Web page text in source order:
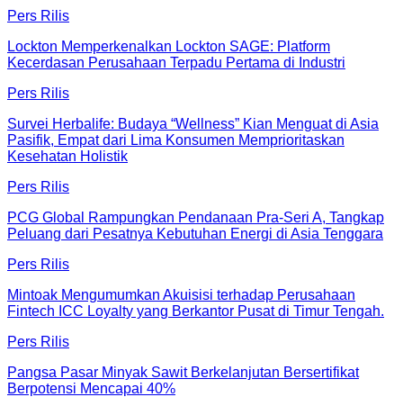
Pers Rilis
Lockton Memperkenalkan Lockton SAGE: Platform
Kecerdasan Perusahaan Terpadu Pertama di Industri
Pers Rilis
Survei Herbalife: Budaya “Wellness” Kian Menguat di Asia
Pasifik, Empat dari Lima Konsumen Memprioritaskan
Kesehatan Holistik
Pers Rilis
PCG Global Rampungkan Pendanaan Pra-Seri A, Tangkap
Peluang dari Pesatnya Kebutuhan Energi di Asia Tenggara
Pers Rilis
Mintoak Mengumumkan Akuisisi terhadap Perusahaan
Fintech ICC Loyalty yang Berkantor Pusat di Timur Tengah.
Pers Rilis
Pangsa Pasar Minyak Sawit Berkelanjutan Bersertifikat
Berpotensi Mencapai 40%